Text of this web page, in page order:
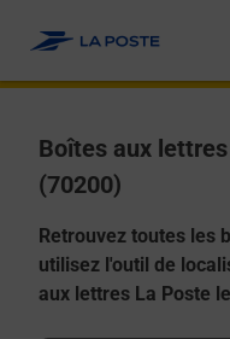
Boîtes aux
(70200)
Retrouvez toutes les
utilisez l'outil de
aux lettres La Poste